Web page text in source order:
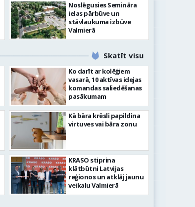
Noslēgusies Semināra
ielas pārbūve un
stāvlaukuma izbūve
Valmierā
Skatīt visu
Ko darīt ar kolēģiem
vasarā, 10 aktīvas idejas
komandas saliedēšanas
pasākumam
Kā bāra krēsli papildina
virtuves vai bāra zonu
KRASO stiprina
klātbūtni Latvijas
reģionos un atklāj jaunu
veikalu Valmierā